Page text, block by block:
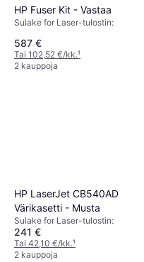
HP Fuser Kit - Vastaa
Sulake for Laser-tulostin:
587 €
Tai 102,52 €/kk.¹
2 kauppoja
HP LaserJet CB540AD
Värikasetti - Musta
Sulake for Laser-tulostin:
241 €
Tai 42,10 €/kk.¹
2 kauppoja